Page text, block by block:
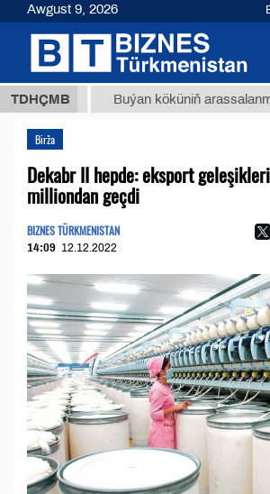
TDHÇMBBuýan köküniň arassalanmadyk
Birža
Dekabr II hepde: eksport
milliondan geçdi
BIZNES TÜRKMENISTAN
14:09 12.12.2022
Awgust 9, 2026